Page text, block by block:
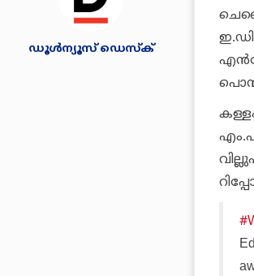
ഡൂള്‍ന്യൂസ് ഡെസ്‌ക്